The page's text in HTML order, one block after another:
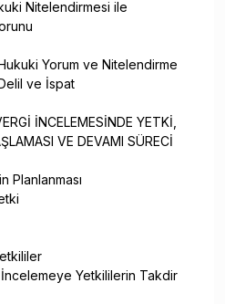
Nitelendirmesi ile
Yorum ve Nitelendirme
ve İspat
İNCELEMESİNDE YETKİ,
VE DEVAMI SÜRECİ
Planlanması
Yetkililerin Takdir